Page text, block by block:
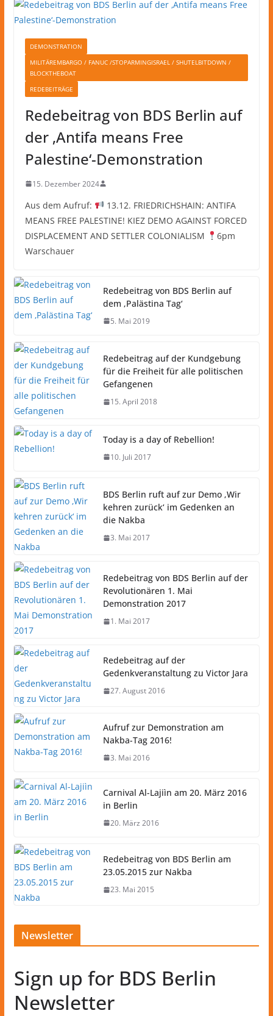
DEMONSTRATION
MILITÄREMBARGO / FANUC /STOPARMINGISRAEL / SHUTELBITDOWN /
BLOCKTHEBOAT
REDEBEITRÄGE
Redebeitrag von BDS Berlin auf
der ‚Antifa means Free
Palestine‘-Demonstration
15. Dezember 2024
Aus dem Aufruf:
13.12. FRIEDRICHSHAIN: ANTIFA
MEANS FREE PALESTINE! KIEZ DEMO AGAINST FORCED
DISPLACEMENT AND SETTLER COLONIALISM
6pm
Warschauer
Redebeitrag von BDS Berlin auf
dem ‚Palästina Tag‘
5. Mai 2019
Redebeitrag auf der Kundgebung
für die Freiheit für alle politischen
Gefangenen
15. April 2018
Today is a day of Rebellion!
10. Juli 2017
BDS Berlin ruft auf zur Demo ‚Wir
kehren zurück‘ im Gedenken an
die Nakba
3. Mai 2017
Redebeitrag von BDS Berlin auf der
Revolutionären 1. Mai
Demonstration 2017
1. Mai 2017
Redebeitrag auf der
Gedenkveranstaltung zu Victor Jara
27. August 2016
Aufruf zur Demonstration am
Nakba-Tag 2016!
3. Mai 2016
Carnival Al-Lajiìn am 20. März 2016
in Berlin
20. März 2016
Redebeitrag von BDS Berlin am
23.05.2015 zur Nakba
23. Mai 2015
Newsletter
Sign up for BDS Berlin
Newsletter